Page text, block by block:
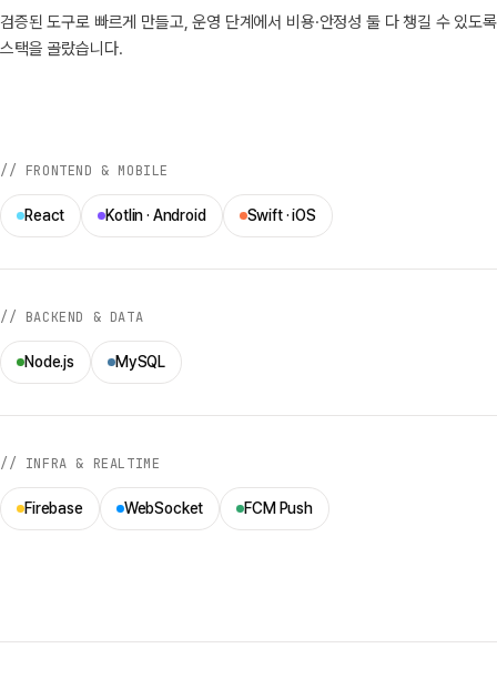
검증된 도구로 빠르게 만들고, 운영 단계에서 비용·안정성 둘 다 챙길 수 있도록
스택을 골랐습니다.
// FRONTEND & MOBILE
React Kotlin · Android Swift · iOS
// BACKEND & DATA
Node.js MySQL
// INFRA & REALTIME
Firebase WebSocket FCM Push